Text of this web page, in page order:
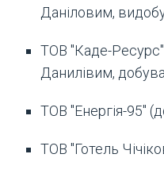
Даніловим,
ТОВ "Каде-Ресурс"
Данилівим,
ТОВ "Енергія-95"
ТОВ "Готель